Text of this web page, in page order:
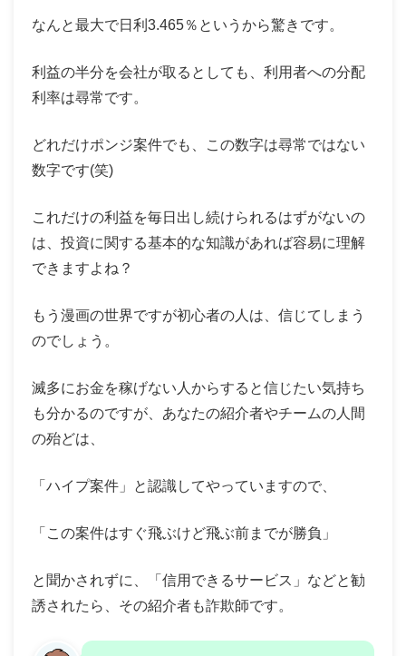
なんと最大で日利3.465％ というから驚きです。
利益の半分を会社が取るとしても、利用者への分配
利率は尋常です。
どれだけポンジ案件でも、この数字は尋常ではない
数字です(笑)
これだけの利益を毎日出し続けられるはずがないの
は、投資に関する基本的な知識があれば容易に理解
できますよね？
もう漫画の世界ですが初心者の人は、信じてしまう
のでしょう。
滅多にお金を稼げない人からすると信じたい気持ち
も分かるのですが、あなたの紹介者やチームの人間
の殆どは、
「ハイプ案件」と認識してやっていますので、
「この案件はすぐ飛ぶけど飛ぶ前までが勝負」
と聞かされずに、「信用できるサービス」などと勧
誘されたら、その紹介者も詐欺師です。